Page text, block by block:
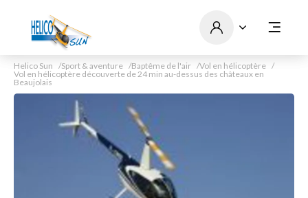
Helico Sun Sport & aventure Baptême de l'air
Vol en hélicoptère
Vol en hélicoptère découverte de 24 min au-dessus des châteaux en
Beaujolais